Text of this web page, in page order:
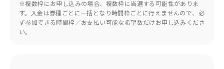
※複数枠にお申し込みの場合、複数枠に当選する可能性がありま
す。入金は券種ごとに一括となり時間枠ごとに行えませんので、必
ず参加できる時間枠／お支払い可能な希望数だけお申し込みくださ
い。